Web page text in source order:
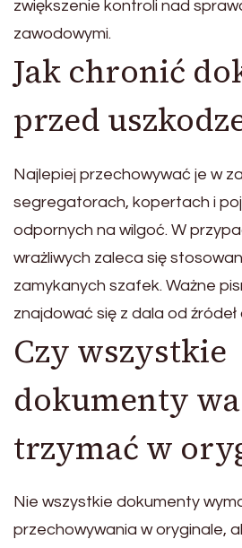
zwiększenie kontroli nad
zawodowymi.
Jak chronić
przed
Najlepiej przechowywać je w
segregatorach, kopertach i
odpornych na wilgoć. W
wrażliwych zaleca się
zamykanych szafek. Ważne
znajdować się z dala od źródeł
Czy wszystkie
dokumenty
trzymać w
Nie wszystkie dokumenty
przechowywania w oryginale,